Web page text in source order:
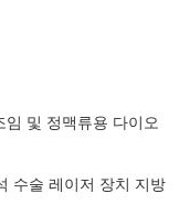
및 정맥류용 다이오
수술 레이저 장치 지방